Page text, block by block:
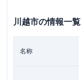
川越市の情報一覧
名称